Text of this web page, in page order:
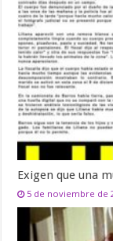
Exigen que una
5 de noviembre de